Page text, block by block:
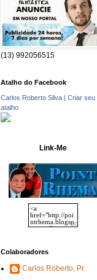
(13) 992056515
Atalho do Facebook
Carlos Roberto Silva | Criar seu
atalho
Link-Me
Colaboradores
Carlos Roberto, Pr.